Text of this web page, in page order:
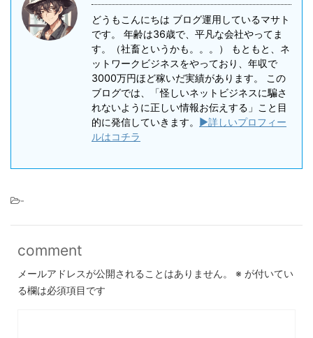
どうもこんにちは ブログ運用しているマサト
です。 年齢は36歳で、平凡な会社やってま
す。（社畜というかも。。。） もともと、ネ
ットワークビジネスをやっており、年収で
3000万円ほど稼いだ実績があります。 この
ブログでは、「怪しいネットビジネスに騙さ
れないように正しい情報お伝えする」こと目
的に発信していきます。 ▶詳しいプロフィー
ルはコチラ
-
comment
メールアドレスが公開されることはありません。 ※ が付いてい
る欄は必須項目です